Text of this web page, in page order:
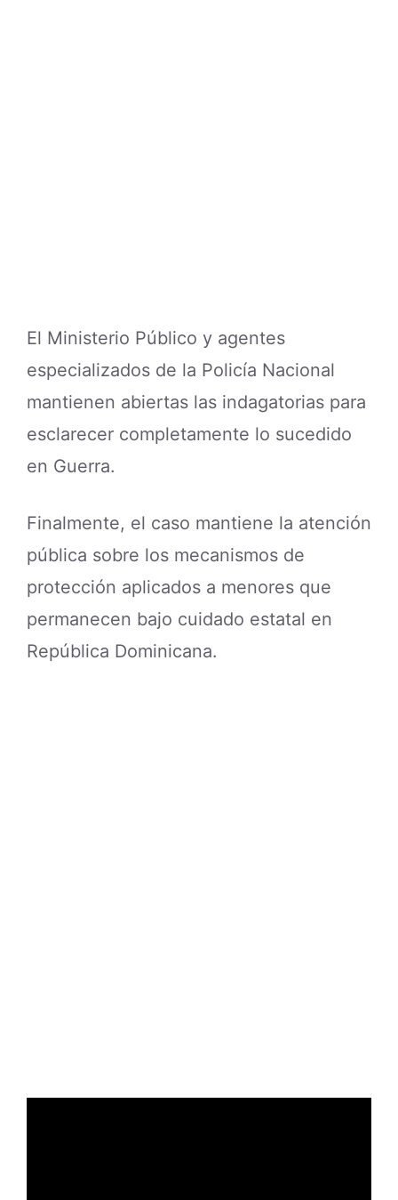
El Ministerio Público y agentes
especializados de la Policía Nacional
mantienen abiertas las indagatorias para
esclarecer completamente lo sucedido
en Guerra.
Finalmente, el caso mantiene la atención
pública sobre los mecanismos de
protección aplicados a menores que
permanecen bajo cuidado estatal en
República Dominicana.